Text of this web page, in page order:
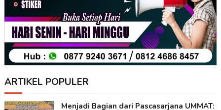
ARTIKEL POPULER
Menjadi Bagian dari Pascasarjana UMMAT: